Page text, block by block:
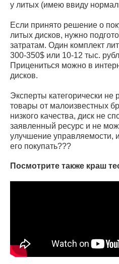
у литых (имею ввиду
Если принято решение о
литых дисков, нужно
затратам. Один комплект
300-350$ или 10-12 тыс.
Прицениться можно в
дисков.
Эксперты категорически не
товары от малоизвестных
низкого качества, диск не
заявленный ресурс и не
улучшение управляемости,
его покупать???
Посмотрите также краш